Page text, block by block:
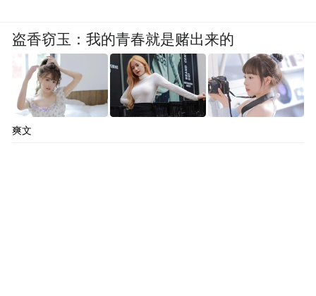
盗香窃玉：我的青春就是赌出来的
爽文